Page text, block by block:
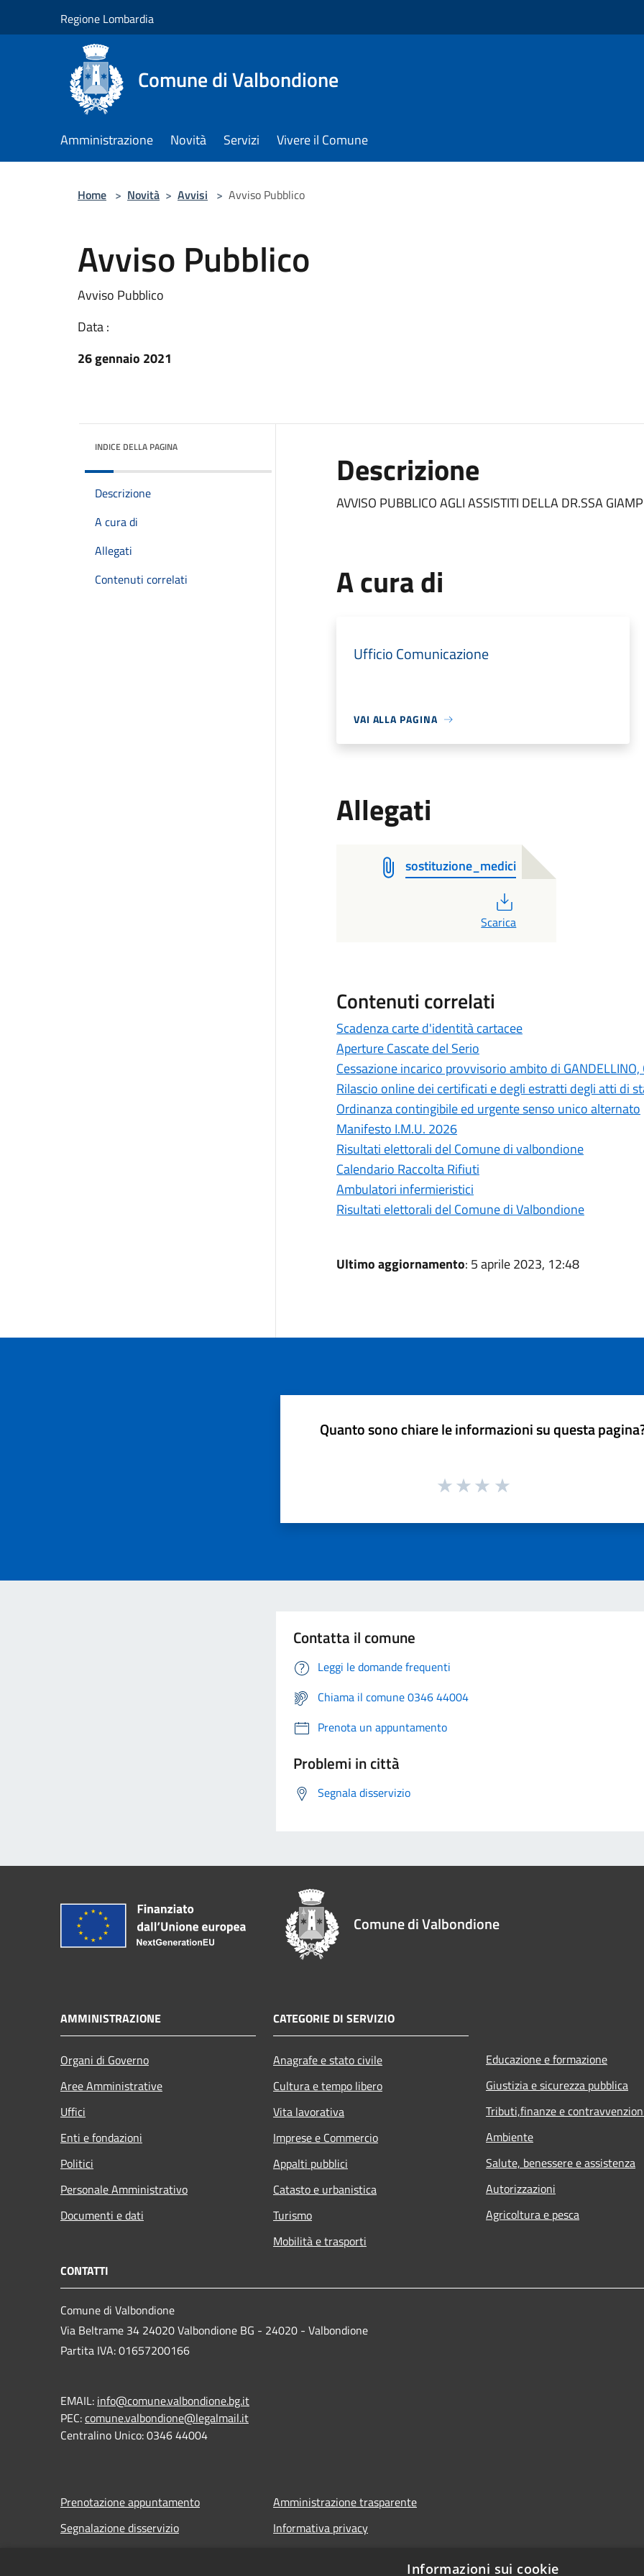
Regione Lombardia
Comune di Valbondione
Amministrazione Novità Servizi Vivere il Comune
Home > Novità > Avvisi > Avviso Pubblico
Avviso Pubblico
Avviso Pubblico
Data :
26 gennaio 2021
INDICE DELLA PAGINA
Descrizione
A cura di
Allegati
Contenuti correlati
Descrizione
AVVISO PUBBLICO AGLI ASSISTITI DELLA DR.SSA
A cura di
Ufficio Comunicazione
VAI ALLA PAGINA
Allegati
sostituzione_medici
Scarica
Contenuti correlati
Scadenza carte d'identità cartacee
Aperture Cascate del Serio
Cessazione incarico provvisorio ambito di GANDELLINO,
Rilascio online dei certificati e degli estratti degli atti di
Ordinanza contingibile ed urgente senso unico alternato
Manifesto I.M.U. 2026
Risultati elettorali del Comune di valbondione
Calendario Raccolta Rifiuti
Ambulatori infermieristici
Risultati elettorali del Comune di Valbondione
Ultimo aggiornamento: 5 aprile 2023, 12:48
Quanto sono chiare le informazioni su questa
Contatta il comune
Leggi le domande frequenti
Chiama il comune 0346 44004
Prenota un appuntamento
Problemi in città
Segnala disservizio
Comune di Valbondione
AMMINISTRAZIONE
Organi di Governo
Aree Amministrative
Uffici
Enti e fondazioni
Politici
Personale Amministrativo
Documenti e dati
CATEGORIE DI SERVIZIO
Anagrafe e stato civile
Cultura e tempo libero
Vita lavorativa
Imprese e Commercio
Appalti pubblici
Catasto e urbanistica
Turismo
Mobilità e trasporti
Educazione e formazione
Giustizia e sicurezza pubblica
Tributi,finanze e
Ambiente
Salute, benessere e assistenza
Autorizzazioni
Agricoltura e pesca
CONTATTI
Comune di Valbondione
Via Beltrame 34 24020 Valbondione BG - 24020 - Valbondione
Partita IVA: 01657200166
EMAIL: info@comune.valbondione.bg.it
PEC:comune.valbondione@legalmail.it
Centralino Unico: 0346 44004
Prenotazione appuntamento
Segnalazione disservizio
Amministrazione trasparente
Informativa privacy
Informazioni sui cookie